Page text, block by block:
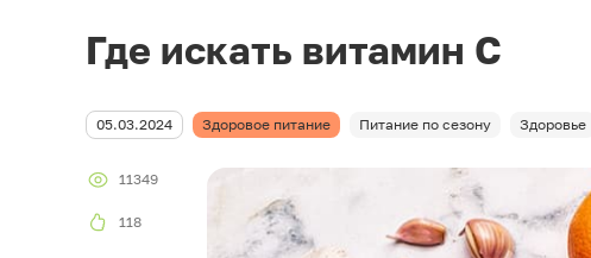
Где искать витамин С
05.03.2024 Здоровое питание Питание по сезону Здоровье
11349
118